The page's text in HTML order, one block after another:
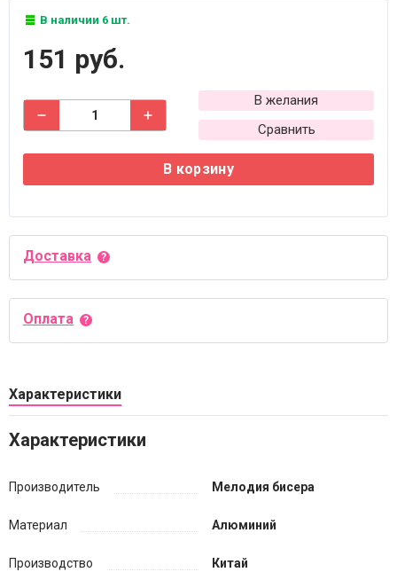
В наличии 6 шт.
151 руб.
В желания
Сравнить
В корзину
Доставка
Оплата
Характеристики
Характеристики
Производитель Мелодия бисера
Материал Алюминий
Производство Китай